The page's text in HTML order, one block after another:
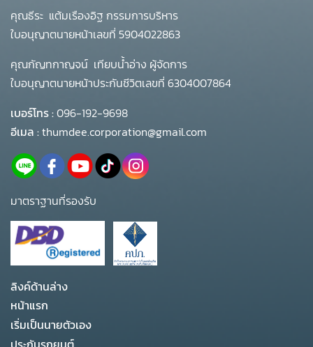
คุณธีระ แต้มเรืองอิฐ กรรมการบริหาร
ใบอนุญาตนายหน้าเลขที่ 5904022863
คุณกัญทกาญจน์ เทียบน้ำอ่าง ผู้จัดการ
ใบอนุญาตนายหน้าประกันชีวิตเลขที่ 6304007864
เบอร์โทร :096-192-9698
อีเมล :thumdee.corporation@gmail.com
มาตราฐานที่รองรับ
ลิงค์ด้านล่าง
หน้าแรก
เริ่มเป็นนายตัวเอง